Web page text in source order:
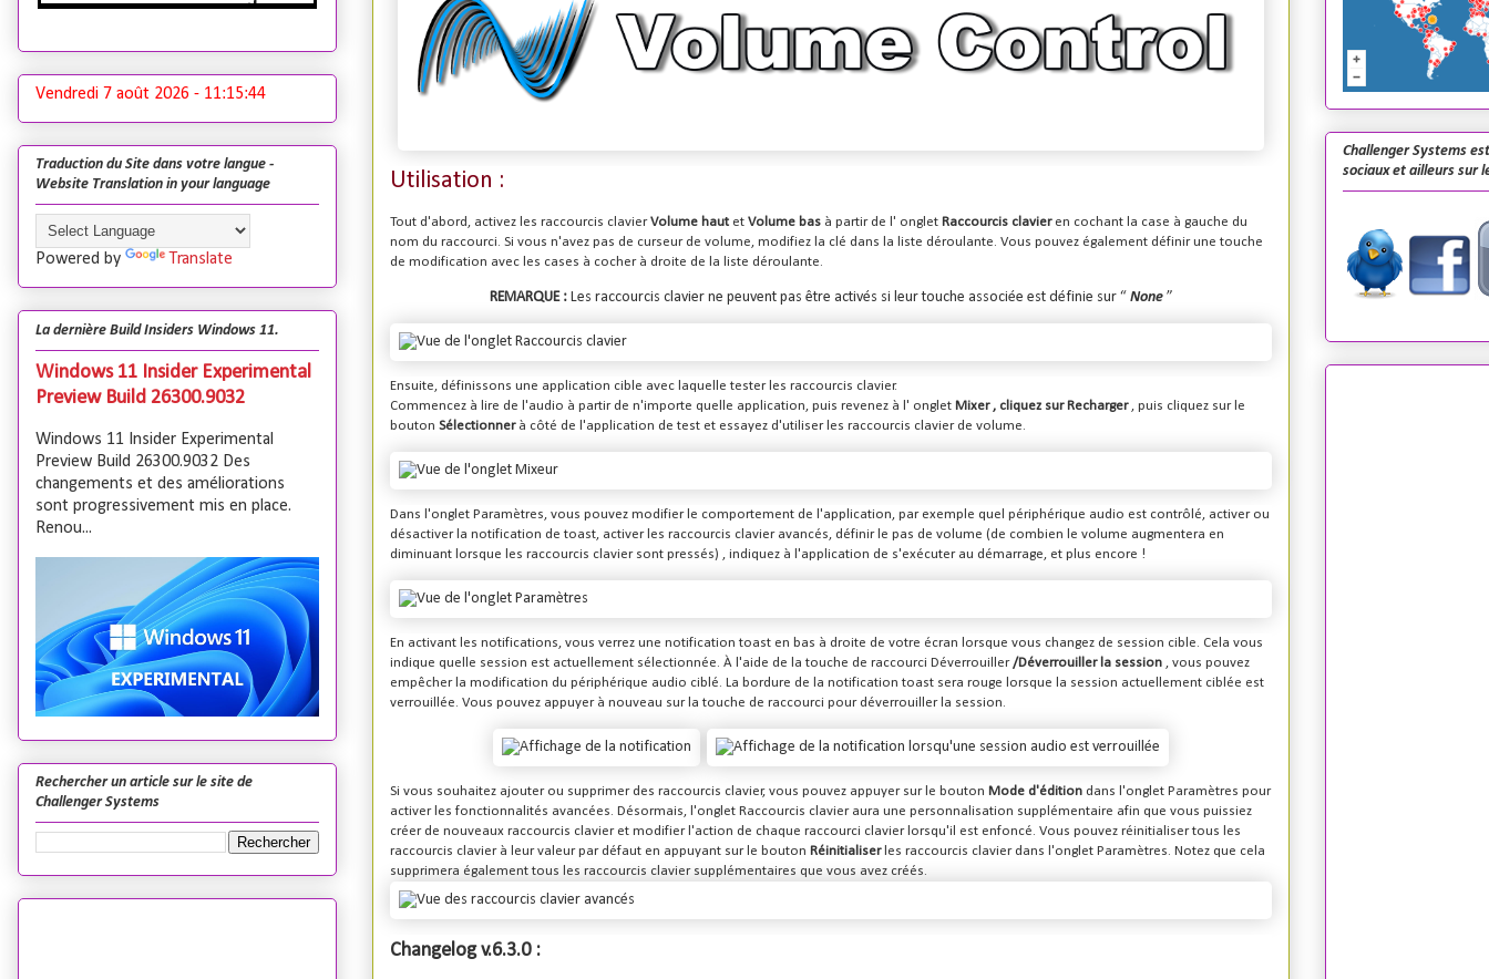
Utilisation :
Tout d'abord, activez les raccourcis clavier Volume haut et Volume bas à partir de l' onglet Raccourcis clavier en cochant la case à gauche du
nom du raccourci. Si vous n'avez pas de curseur de volume, modifiez la clé dans la liste déroulante. Vous pouvez également définir une touche
de modification avec les cases à cocher à droite de la liste déroulante.
REMARQUE : Les raccourcis clavier ne peuvent pas être activés si leur touche associée est définie sur “ None ”
Ensuite, définissons une application cible avec laquelle tester les raccourcis clavier.
Commencez à lire de l'audio à partir de n'importe quelle application, puis revenez à l' onglet Mixer , cliquez sur Recharger
, puis cliquez sur le
bouton Sélectionner à côté de l'application de test et essayez d'utiliser les raccourcis clavier de volume.
Dans l'onglet Paramètres, vous pouvez modifier le comportement de l'application, par exemple quel périphérique audio est contrôlé, activer ou
désactiver la notification de toast, activer les raccourcis clavier avancés, définir le pas de volume (de combien le volume augmentera en
diminuant lorsque les raccourcis clavier sont pressés) , indiquez à l'application de s'exécuter au démarrage, et plus encore !
En activant les notifications, vous verrez une notification toast en bas à droite de votre écran lorsque vous changez de session cible. Cela vous
indique quelle session est actuellement sélectionnée. À l'aide de la touche de raccourci Déverrouiller /Déverrouiller la session
, vous pouvez
empêcher la modification du périphérique audio ciblé. La bordure de la notification toast sera rouge lorsque la session actuellement ciblée est
verrouillée. Vous pouvez appuyer à nouveau sur la touche de raccourci pour déverrouiller la session.
Si vous souhaitez ajouter ou supprimer des raccourcis clavier, vous pouvez appuyer sur le bouton Mode d'édition dans l'onglet Paramètres pour
activer les fonctionnalités avancées. Désormais, l'onglet Raccourcis clavier aura une personnalisation supplémentaire afin que vous puissiez
créer de nouveaux raccourcis clavier et modifier l'action de chaque raccourci clavier lorsqu'il est enfoncé. Vous pouvez réinitialiser tous les
raccourcis clavier à leur valeur par défaut en appuyant sur le bouton Réinitialiser les raccourcis clavier dans l'onglet Paramètres. Notez que cela
supprimera également tous les raccourcis clavier supplémentaires que vous avez créés.
Changelog v.6.3.0 :
Vendredi 7 août 2026 - 11:15:45
Traduction du Site dans votre langue -
Website Translation in your language
Powered by Translate
La dernière Build Insiders Windows 11.
Windows 11 Insider Experimental
Preview Build 26300.9032
Windows 11 Insider Experimental
Preview Build 26300.9032 Des
changements et des améliorations
sont progressivement mis en place.
Renou...
Rechercher un article sur le site de
Challenger Systems
Challenger Systems
sociaux et ailleurs sur